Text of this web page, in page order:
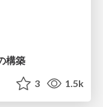
構築
3 1.5k